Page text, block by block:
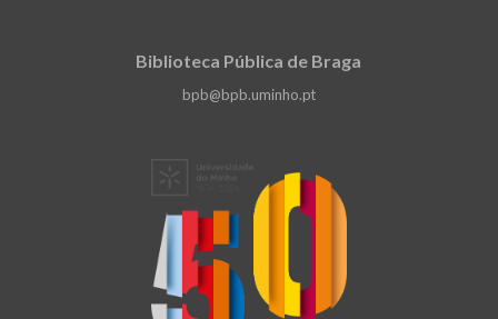
Biblioteca Pública de Braga
bpb@bpb.uminho.pt